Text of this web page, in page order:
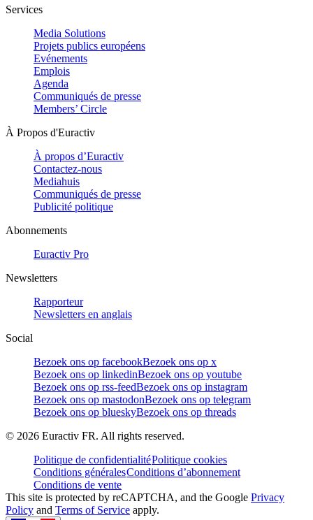
Services
Media Solutions
Projets publics européens
Evénements
Emplois
Agenda
Communiqués de presse
Members’ Circle
À Propos d'Euractiv
À propos d’Euractiv
Contactez-nous
Mediahuis
Communiqués de presse
Publicité politique
Abonnements
Euractiv Pro
Newsletters
Rapporteur
Newsletters en anglais
Social
Bezoek ons op facebookBezoek ons op x
Bezoek ons op linkedinBezoek ons op youtube
Bezoek ons op rss-feedBezoek ons op instagram
Bezoek ons op mastodonBezoek ons op telegram
Bezoek ons op blueskyBezoek ons op threads
© 2026 Euractiv FR. All rights reserved.
Politique de confidentialitéPolitique cookies
Conditions généralesConditions d’abonnement
Conditions de vente
This site is protected by reCAPTCHA, and the Google Privacy
Policy and Terms of Service apply.